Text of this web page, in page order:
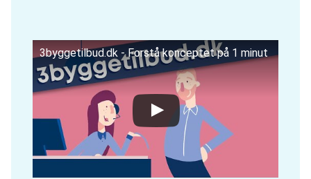
3byggetilbud.dk - Forstå konceptet på 1 minut